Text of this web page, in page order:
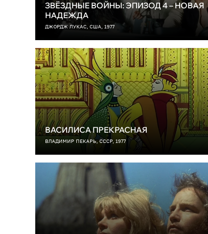
ЗВЁЗДНЫЕ ВОЙНЫ: ЭПИЗОД 4 – НОВАЯ
НАДЕЖДА
ДЖОРДЖ ЛУКАС, США, 1977
ВАСИЛИСА ПРЕКРАСНАЯ
ВЛАДИМИР ПЕКАРЬ, СССР, 1977